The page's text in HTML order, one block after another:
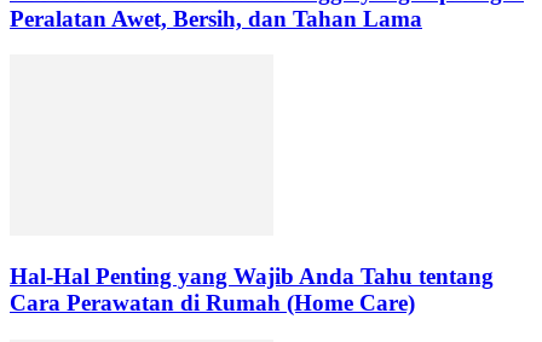
Peralatan Awet, Bersih, dan Tahan Lama
Hal-Hal Penting yang Wajib Anda Tahu tentang
Cara Perawatan di Rumah (Home Care)